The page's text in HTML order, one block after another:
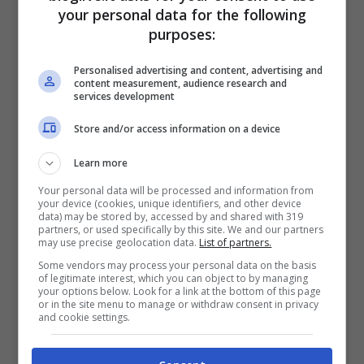
folpi di Padova, la piadina e il lampredotto
di Romagna, i panzerotti e le bombette
della Puglia, la pasta di Napoli sono
raccontati nelle 240 pagine di guida, con
136 recensioni e 240 segnalazioni di locali
che offrono cibo di strada con relative
indicazioni, orari di apertura e valutazione
basata su stelle. La valutazione è stata
fatta in base alla qualità delle materie
prime utilizzate, l’innovazione, il successo
del locale. 17 locali hanno acquisito la
denominazione “
7 stelle”
e accedono alla
categorialocali di eccellenza, 5 locali sono
your personal data for the following
purposes:
Personalised advertising and content, advertising and
content measurement, audience research and
services development
Store and/or access information on a device
Learn more
Your personal data will be processed and information from
your device (cookies, unique identifiers, and other device
data) may be stored by, accessed by and shared with 319
partners, or used specifically by this site. We and our partners
may use precise geolocation data. List of partners.
Some vendors may process your personal data on the basis
of legitimate interest, which you can object to by managing
your options below. Look for a link at the bottom of this page
or in the site menu to manage or withdraw consent in privacy
and cookie settings.